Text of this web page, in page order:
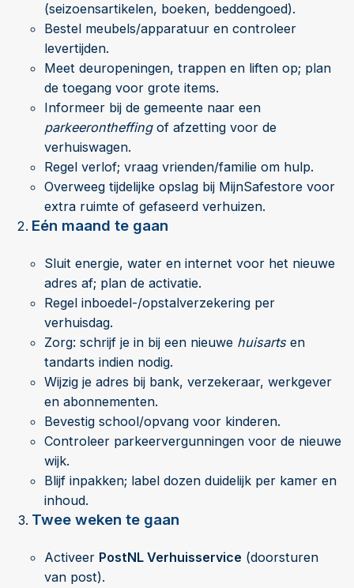
(seizoensartikelen, boeken, beddengoed).
Bestel meubels/apparatuur en controleer
levertijden.
Meet deuropeningen, trappen en liften op; plan
de toegang voor grote items.
Informeer bij de gemeente naar een
parkeerontheffingof afzetting voor de
verhuiswagen.
Regel verlof; vraag vrienden/familie om hulp.
Overweeg tijdelijke opslag bij MijnSafestore voor
extra ruimte of gefaseerd verhuizen.
Eén maand te gaan
Sluit energie, water en internet voor het nieuwe
adres af; plan de activatie.
Regel inboedel-/opstalverzekering per
verhuisdag.
Zorg: schrijf je in bij een nieuwe huisarts en
tandarts indien nodig.
Wijzig je adres bij bank, verzekeraar, werkgever
en abonnementen.
Bevestig school/opvang voor kinderen.
Controleer parkeervergunningen voor de nieuwe
wijk.
Blijf inpakken; label dozen duidelijk per kamer en
inhoud.
Twee weken te gaan
Activeer PostNL Verhuisservice (doorsturen
van post).